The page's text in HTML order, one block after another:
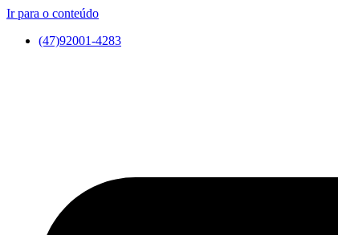
Ir para o conteúdo
(47)92001-4283